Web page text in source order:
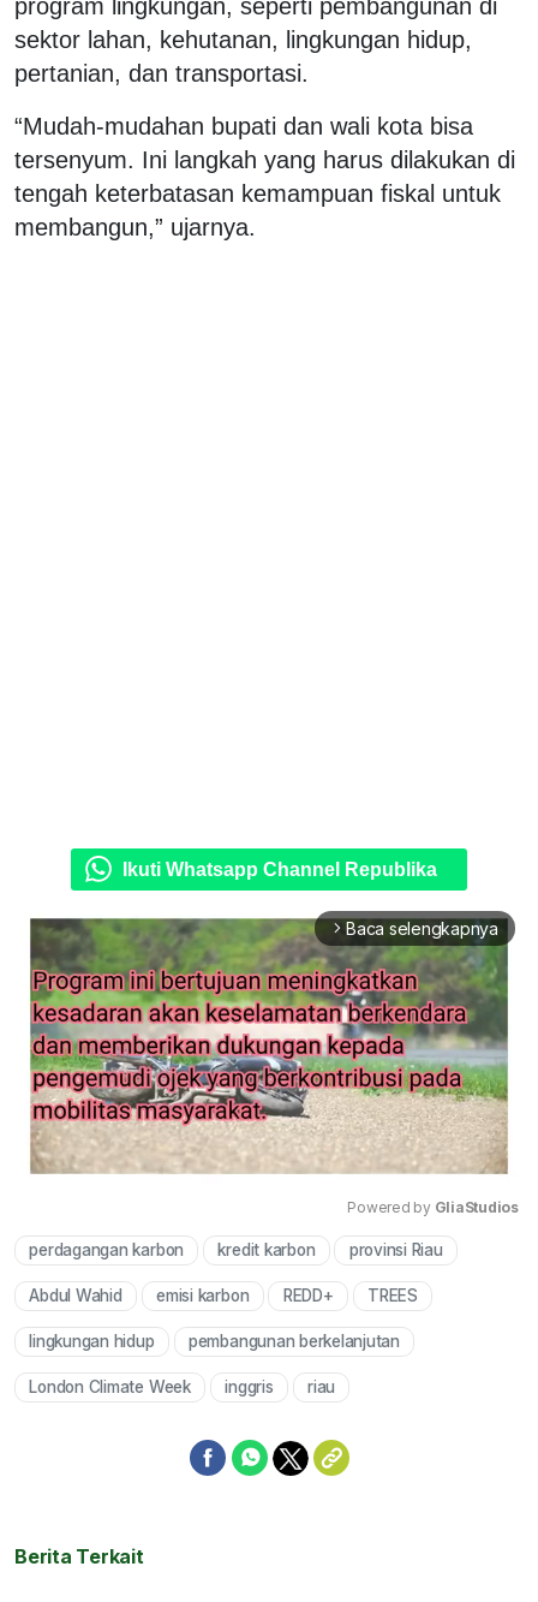
program lingkungan, seperti pembangunan di
sektor lahan, kehutanan, lingkungan hidup,
pertanian, dan transportasi.
“Mudah-mudahan bupati dan wali kota bisa
tersenyum. Ini langkah yang harus dilakukan di
tengah keterbatasan kemampuan fiskal untuk
membangun,” ujarnya.
Ikuti Whatsapp Channel Republika
arrow_forward_ios Baca selengkapnya
Mute
Powered by GliaStudios
perdagangan karbon kredit karbon provinsi Riau
Abdul Wahid emisi karbon REDD+ TREES
lingkungan hidup pembangunan berkelanjutan
London Climate Week inggris riau
Berita Terkait